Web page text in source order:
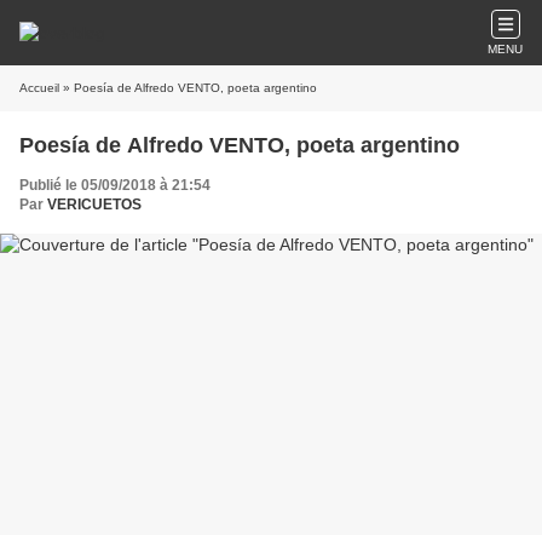
MENU
Accueil » Poesía de Alfredo VENTO, poeta argentino
Poesía de Alfredo VENTO, poeta argentino
Publié le 05/09/2018 à 21:54
Par VERICUETOS